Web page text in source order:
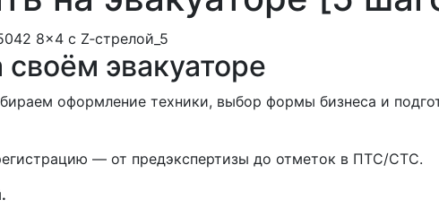
своём эвакуаторе
оформление техники, выбор формы бизнеса и
— от предэкспертизы до отметок в ПТС/СТС.